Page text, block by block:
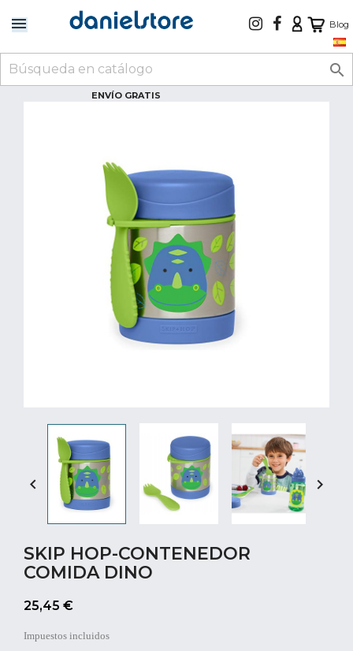
Blog

ENVÍO GRATIS
 
SKIP HOP-CONTENEDOR
COMIDA DINO
25,45 €
Impuestos incluidos